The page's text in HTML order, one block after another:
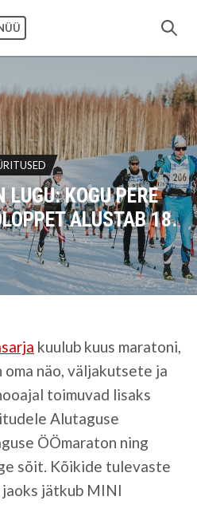
KOGU PERE
ALUSTAB 18.
kuulub kuus maratoni,
oma näo, väljakutsete ja
toimuvad lisaks
Alutaguse
ÖÖmaraton ning
sõit. Kõikide tulevaste
jätkub MINI